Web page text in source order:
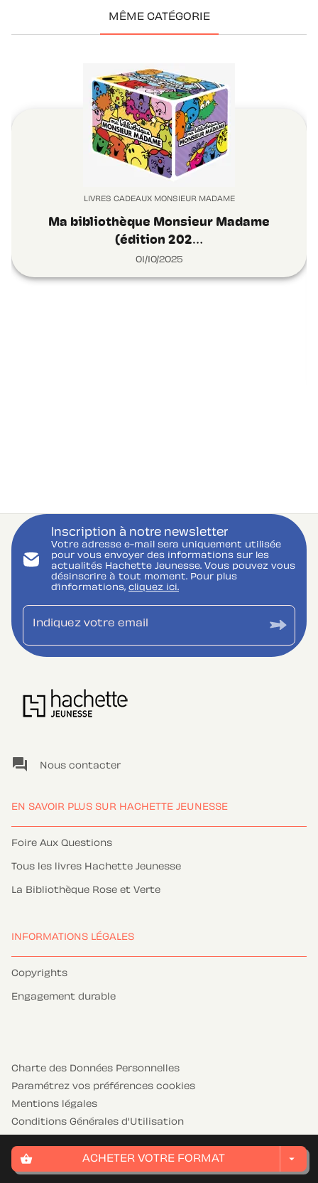
shopping_basket ACHETER VOTRE FORMAT arrow_drop_down
MÊME CATÉGORIE
LIVRES CADEAUX MONSIEUR MADAME
Ma bibliothèque Monsieur Madame
(édition 202…
01/10/2025
Inscription à notre newsletter
Votre adresse e-mail sera uniquement utilisée
pour vous envoyer des informations sur les
actualités Hachette Jeunesse. Vous pouvez vous
désinscrire à tout moment. Pour plus
d’informations, cliquez ici.
Indiquez votre email
question_answer Nous contacter
EN SAVOIR PLUS SUR HACHETTE JEUNESSE
Foire Aux Questions
Tous les livres Hachette Jeunesse
La Bibliothèque Rose et Verte
INFORMATIONS LÉGALES
Copyrights
Engagement durable
Charte des Données Personnelles
Paramétrez vos préférences cookies
Mentions légales
Conditions Générales d'Utilisation